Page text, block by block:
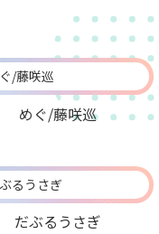
めぐ/藤咲巡
だぶるうさぎ